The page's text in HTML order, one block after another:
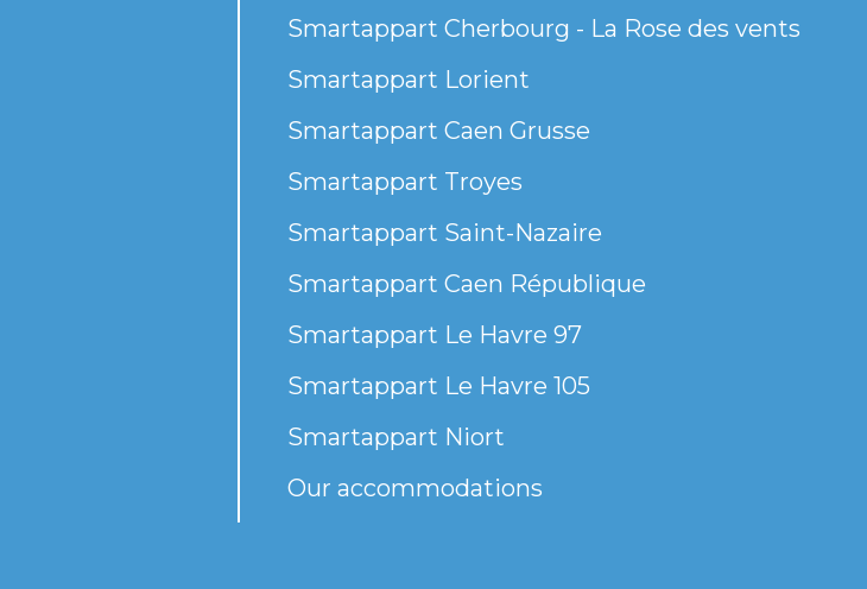
Smartappart Cherbourg - La Rose des vents
Smartappart Lorient
Smartappart Caen Grusse
Smartappart Troyes
Smartappart Saint-Nazaire
Smartappart Caen République
Smartappart Le Havre 97
Smartappart Le Havre 105
Smartappart Niort
Our accommodations